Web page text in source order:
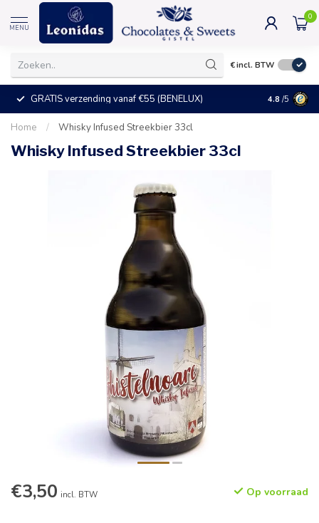
MENU
0
€incl. BTW
GRATIS verzending vanaf €55 (BENELUX) +25°C =
4.8 /5
Home / Whisky Infused Streekbier 33cl
Whisky Infused Streekbier 33cl
€3,50 incl. BTW Op voorraad